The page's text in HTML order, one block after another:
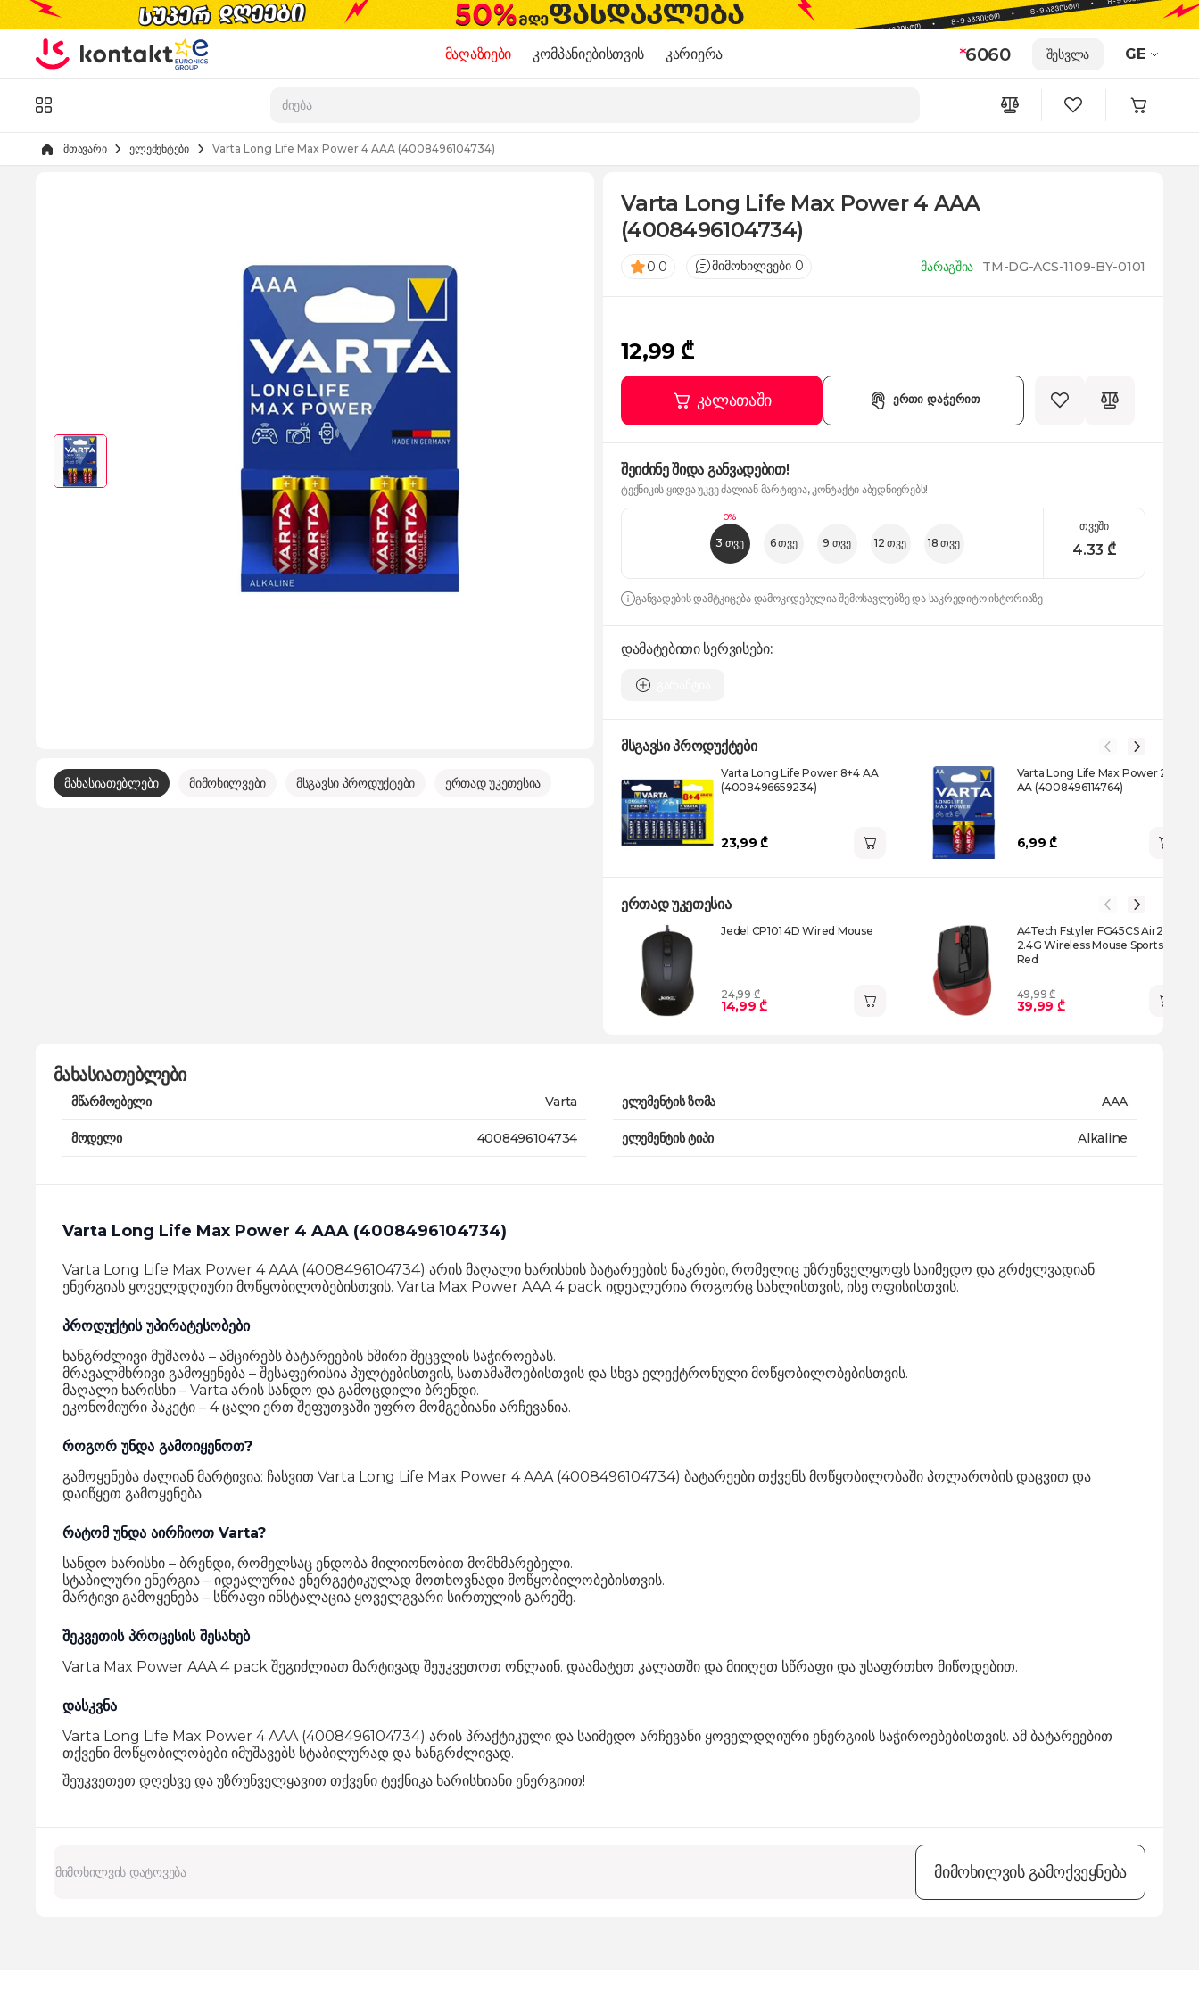
Skip to Content
მაღაზიები კომპანიებისთვის კარიერა *6060 შესვლა GE
მთავარი ელემენტები Varta Long Life Max Power 4 AAA (4008496104734)
მახასიათებლები მიმოხილვები მსგავსი პროდუქტები ერთად უკეთესია
Varta Long Life Max Power 4 AAA
(4008496104734)
0.0 მიმოხილვები 0 მარაგშია TM-DG-ACS-1109-BY-0101
12,99 ₾
კალათაში ერთი დაჭერით
შეიძინე შიდა განვადებით!
ტექნიკის ყიდვა უკვე ძალიან მარტივია, კონტაქტი აბედნიერებს!
0%
3 თვე 6 თვე 9 თვე 12 თვე 18 თვე
თვეში
4.33 ₾
განვადების დამტკიცება დამოკიდებულია შემოსავლებზე და საკრედიტო ისტორიაზე
დამატებითი სერვისები:
მსგავსი პროდუქტები
Varta Long Life Power 8+4 AA
(4008496659234)
23,99 ₾
Varta Long Life Max Power 2
AA (4008496114764)
6,99 ₾
ერთად უკეთესია
Jedel CP101 4D Wired Mouse
24,99 ₾
14,99 ₾
A4Tech Fstyler FG45CS Air2
2.4G Wireless Mouse Sports
Red
49,99 ₾
39,99 ₾
მახასიათებლები
მწარმოებელი Varta
მოდელი 4008496104734
ელემენტის ზომა AAA
ელემენტის ტიპი Alkaline
Varta Long Life Max Power 4 AAA (4008496104734)
Varta Long Life Max Power 4 AAA (4008496104734) არის მაღალი ხარისხის ბატარეების ნაკრები, რომელიც უზრუნველყოფს საიმედო და გრძელვადიან
ენერგიას ყოველდღიური მოწყობილობებისთვის. Varta Max Power AAA 4 pack იდეალურია როგორც სახლისთვის, ისე ოფისისთვის.
პროდუქტის უპირატესობები
ხანგრძლივი მუშაობა – ამცირებს ბატარეების ხშირი შეცვლის საჭიროებას.
მრავალმხრივი გამოყენება – შესაფერისია პულტებისთვის, სათამაშოებისთვის და სხვა ელექტრონული მოწყობილობებისთვის.
მაღალი ხარისხი – Varta არის სანდო და გამოცდილი ბრენდი.
ეკონომიური პაკეტი – 4 ცალი ერთ შეფუთვაში უფრო მომგებიანი არჩევანია.
როგორ უნდა გამოიყენოთ?
გამოყენება ძალიან მარტივია: ჩასვით Varta Long Life Max Power 4 AAA (4008496104734) ბატარეები თქვენს მოწყობილობაში პოლარობის დაცვით და
დაიწყეთ გამოყენება.
რატომ უნდა აირჩიოთ Varta?
სანდო ხარისხი – ბრენდი, რომელსაც ენდობა მილიონობით მომხმარებელი.
სტაბილური ენერგია – იდეალურია ენერგეტიკულად მოთხოვნადი მოწყობილობებისთვის.
მარტივი გამოყენება – სწრაფი ინსტალაცია ყოველგვარი სირთულის გარეშე.
შეკვეთის პროცესის შესახებ
Varta Max Power AAA 4 pack შეგიძლიათ მარტივად შეუკვეთოთ ონლაინ. დაამატეთ კალათში და მიიღეთ სწრაფი და უსაფრთხო მიწოდებით.
დასკვნა
Varta Long Life Max Power 4 AAA (4008496104734) არის პრაქტიკული და საიმედო არჩევანი ყოველდღიური ენერგიის საჭიროებებისთვის. ამ ბატარეებით
თქვენი მოწყობილობები იმუშავებს სტაბილურად და ხანგრძლივად.
შეუკვეთეთ დღესვე და უზრუნველყავით თქვენი ტექნიკა ხარისხიანი ენერგიით!
მიმოხილვის გამოქვეყნება